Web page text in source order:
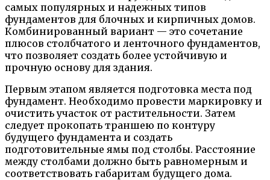
самых популярных и надежных типов
фундаментов для блочных и кирпичных домов.
Комбинированный вариант — это сочетание
плюсов столбчатого и ленточного фундаментов,
что позволяет создать более устойчивую и
прочную основу для здания.
Первым этапом является подготовка места под
фундамент. Необходимо провести маркировку и
очистить участок от растительности. Затем
следует прокопать траншею по контуру
будущего фундамента и создать
подготовительные ямы под столбы. Расстояние
между столбами должно быть равномерным и
соответствовать габаритам будущего дома.